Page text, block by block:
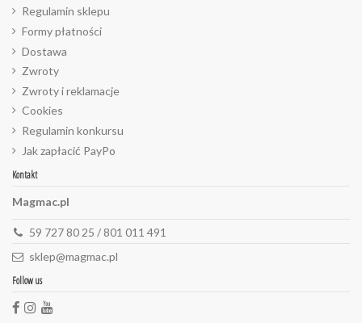
Regulamin sklepu
Formy płatności
Dostawa
Zwroty
Zwroty i reklamacje
Cookies
Regulamin konkursu
Jak zapłacić PayPo
Kontakt
Magmac.pl
59 727 80 25 / 801 011 491
sklep@magmac.pl
Follow us